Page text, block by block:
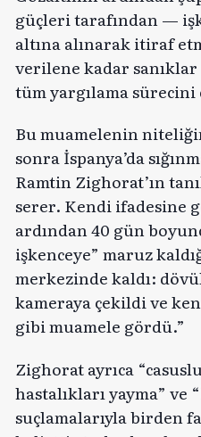
güçleri tarafından —
altına alınarak itiraf
verilene kadar
tüm yargılama
Bu muamelenin
sonra İspanya’da
Ramtin Zighorat’ın
serer. Kendi ifadesine
ardından 40 gün
işkenceye” maruz
merkezinde kaldı:
kameraya çekildi ve
gibi muamele gördü.”
Zighorat ayrıca
hastalıkları yayma” ve
suçlamalarıyla birden